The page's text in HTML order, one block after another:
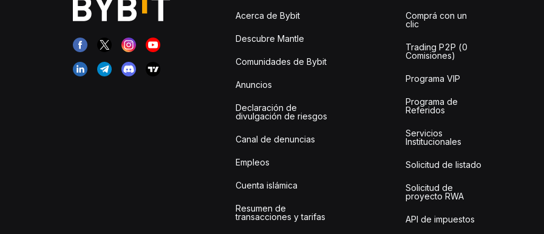
Acerca de Bybit
Descubre Mantle
Comunidades de Bybit
Anuncios
Declaración de
divulgación de riesgos
Canal de denuncias
Empleos
Cuenta islámica
Resumen de
transacciones y tarifas
Comprá con un
clic
Trading P2P (0
Comisiones)
Programa VIP
Programa de
Referidos
Servicios
Institucionales
Solicitud de listado
Solicitud de
proyecto RWA
API de impuestos